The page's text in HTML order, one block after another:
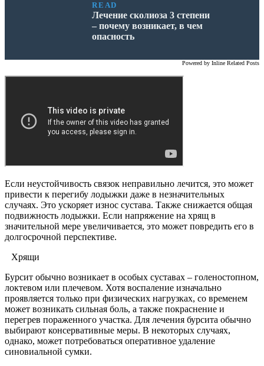
READ
Лечение сколиоза 3 степени
– почему возникает, в чем
опасность
Powered by Inline Related Posts
Если неустойчивость связок неправильно лечится, это может
привести к перегибу лодыжки даже в незначительных
случаях. Это ускоряет износ сустава. Также снижается общая
подвижность лодыжки. Если напряжение на хрящ в
значительной мере увеличивается, это может повредить его в
долгосрочной перспективе.
Хрящи
Бурсит обычно возникает в особых суставах – голеностопном,
локтевом или плечевом. Хотя воспаление изначально
проявляется только при физических нагрузках, со временем
может возникать сильная боль, а также покраснение и
перегрев пораженного участка. Для лечения бурсита обычно
выбирают консервативные меры. В некоторых случаях,
однако, может потребоваться оперативное удаление
синовиальной сумки.